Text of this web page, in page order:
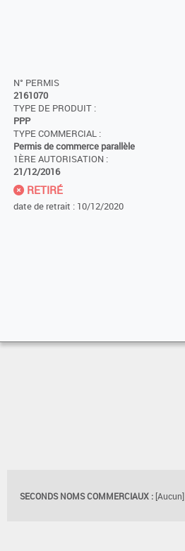
N° PERMIS
2161070
TYPE DE PRODUIT :
PPP
TYPE COMMERCIAL :
Permis de commerce parallèle
1ÈRE AUTORISATION :
21/12/2016
RETIRÉ
date de retrait : 10/12/2020
SECONDS NOMS COMMERCIAUX : [Aucun]